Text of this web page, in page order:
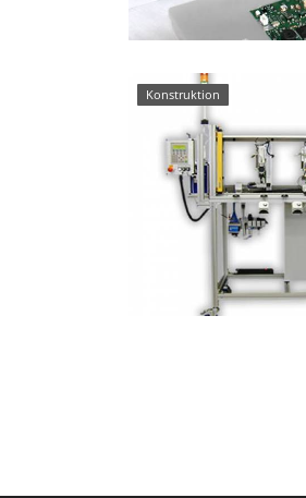
Konstruktion